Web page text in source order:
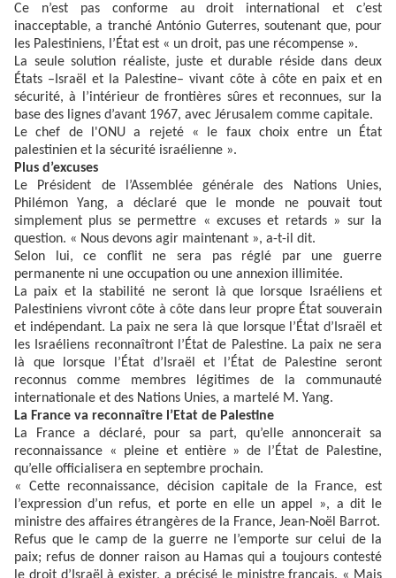
Ce n’est pas conforme au droit international et c’est
inacceptable, a tranché António Guterres, soutenant que, pour
les Palestiniens, l’État est « un droit, pas une récompense ».
La seule solution réaliste, juste et durable réside dans deux
États –Israël et la Palestine– vivant côte à côte en paix et en
sécurité, à l’intérieur de frontières sûres et reconnues, sur la
base des lignes d’avant 1967, avec Jérusalem comme capitale.
Le chef de l'ONU a rejeté « le faux choix entre un État
palestinien et la sécurité israélienne ».
Plus d’excuses
Le Président de l’Assemblée générale des Nations Unies,
Philémon Yang, a déclaré que le monde ne pouvait tout
simplement plus se permettre « excuses et retards » sur la
question. « Nous devons agir maintenant », a-t-il dit.
Selon lui, ce conflit ne sera pas réglé par une guerre
permanente ni une occupation ou une annexion illimitée.
La paix et la stabilité ne seront là que lorsque Israéliens et
Palestiniens vivront côte à côte dans leur propre État souverain
et indépendant. La paix ne sera là que lorsque l’État d’Israël et
les Israéliens reconnaîtront l’État de Palestine. La paix ne sera
là que lorsque l’État d’Israël et l’État de Palestine seront
reconnus comme membres légitimes de la communauté
internationale et des Nations Unies, a martelé M. Yang.
La France va reconnaître l’Etat de Palestine
La France a déclaré, pour sa part, qu’elle annoncerait sa
reconnaissance « pleine et entière » de l’État de Palestine,
qu’elle officialisera en septembre prochain.
« Cette reconnaissance, décision capitale de la France, est
l’expression d’un refus, et porte en elle un appel », a dit le
ministre des affaires étrangères de la France, Jean-Noël Barrot.
Refus que le camp de la guerre ne l’emporte sur celui de la
paix; refus de donner raison au Hamas qui a toujours contesté